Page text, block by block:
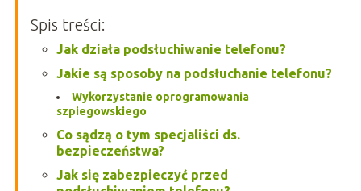
Spis treści:
Jak działa podsłuchiwanie telefonu?
Jakie są sposoby na podsłuchanie telefonu?
Wykorzystanie oprogramowania
szpiegowskiego
Co sądzą o tym specjaliści ds.
bezpieczeństwa?
Jak się zabezpieczyć przed